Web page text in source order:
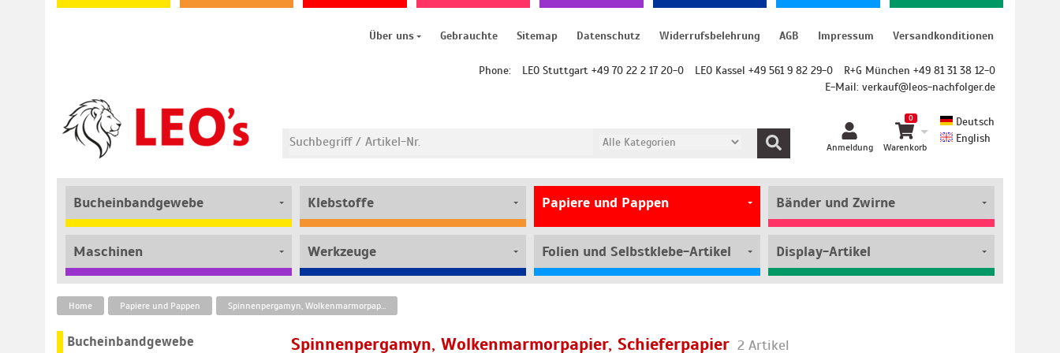
Über uns Gebrauchte Sitemap Datenschutz Widerrufsbelehrung AGB Impressum Versandkonditionen
Phone: LEO Stuttgart +49 70 22 2 17 20-0 LEO Kassel +49 561 9 82 29-0
R+G München +49 81 31 38 12-0
E-Mail: verkauf@leos-nachfolger.de
Anmeldung
0
Warenkorb
Deutsch
English
Bucheinbandgewebe Klebstoffe Papiere und Pappen Bänder und Zwirne
Maschinen Werkzeuge Folien und Selbstklebe-Artikel Display-Artikel
Home Papiere und Pappen Spinnenpergamyn, Wolkenmarmorpapier, Schieferpapier
Bucheinbandgewebe Spinnenpergamyn, Wolkenmarmorpapier, Schieferpapier 2 Artikel